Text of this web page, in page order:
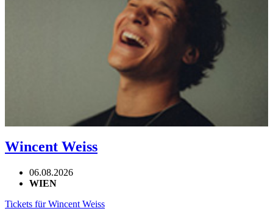
Wincent Weiss
06.08.2026
WIEN
Tickets für Wincent Weiss